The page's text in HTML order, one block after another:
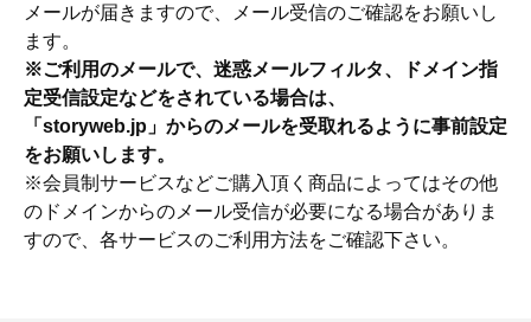
メールが届きますので、メール受信のご確認をお願いし
ます。
※ご利用のメールで、迷惑メールフィルタ、ドメイン指
定受信設定などをされている場合は、
「storyweb.jp」からのメールを受取れるように事前設定
をお願いします。
※会員制サービスなどご購入頂く商品によってはその他
のドメインからのメール受信が必要になる場合がありま
すので、各サービスのご利用方法をご確認下さい。